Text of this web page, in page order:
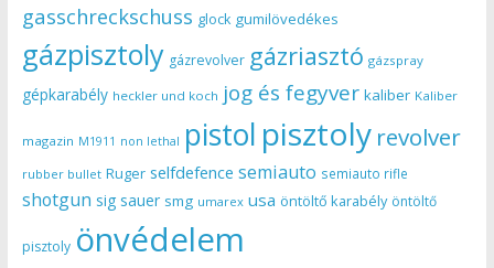
gasschreckschuss glock gumilövedékes
gázpisztoly gázrevolver gázriasztó gázspray
gépkarabély heckler und koch jog és fegyver kaliber Kaliber
magazin M1911 non lethal pistol pisztoly revolver
rubber bullet Ruger selfdefence semiauto semiauto rifle
shotgun sig sauer smg umarex usa öntöltő karabély öntöltő
pisztoly önvédelem